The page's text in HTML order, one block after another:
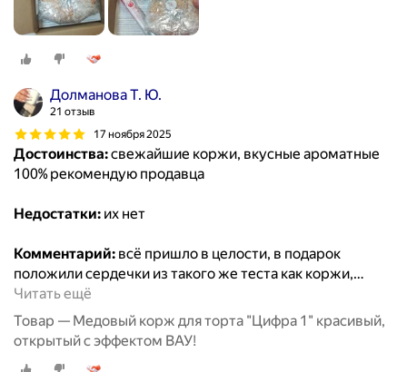
Долманова Т. Ю.
21 отзыв
17 ноября 2025
Достоинства:свежайшие коржи, вкусные ароматные
100% рекомендую продавца
Недостатки: их нет
Комментарий: всё пришло в целости, в подарок
положили сердечки из такого же теста как коржи,…
Читать ещё
Товар — Медовый корж для торта "Цифра 1" красивый,
открытый с эффектом ВАУ!